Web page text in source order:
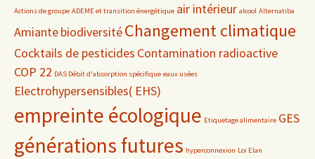
Actions de groupe ADEME et transition énergétique air intérieur alcool Alternatiba
AmiantebiodiversitéChangement climatique
Cocktails de pesticides Contamination radioactive
COP 22 DAS Débit d'absorption spécifique eaux usées
Electrohypersensibles( EHS)
empreinte écologique Etiquetage alimentaire GES
générations futures hyperconnexion Loi Elan